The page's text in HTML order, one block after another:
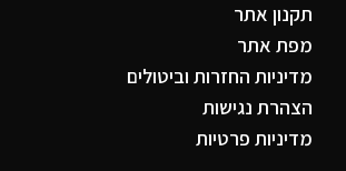
תקנון אתר
מפת אתר
מדיניות החזרות וביטולים
הצהרת נגישות
מדיניות פרטיות